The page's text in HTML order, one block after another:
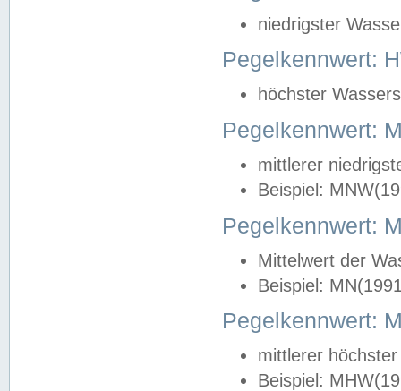
niedrigster
Pegelkennwert:
höchster
Pegelkennwert:
mittlerer
Beispiel:
Pegelkennwert:
Mittelwert der
Beispiel:
Pegelkennwert:
mittlerer
Beispiel: